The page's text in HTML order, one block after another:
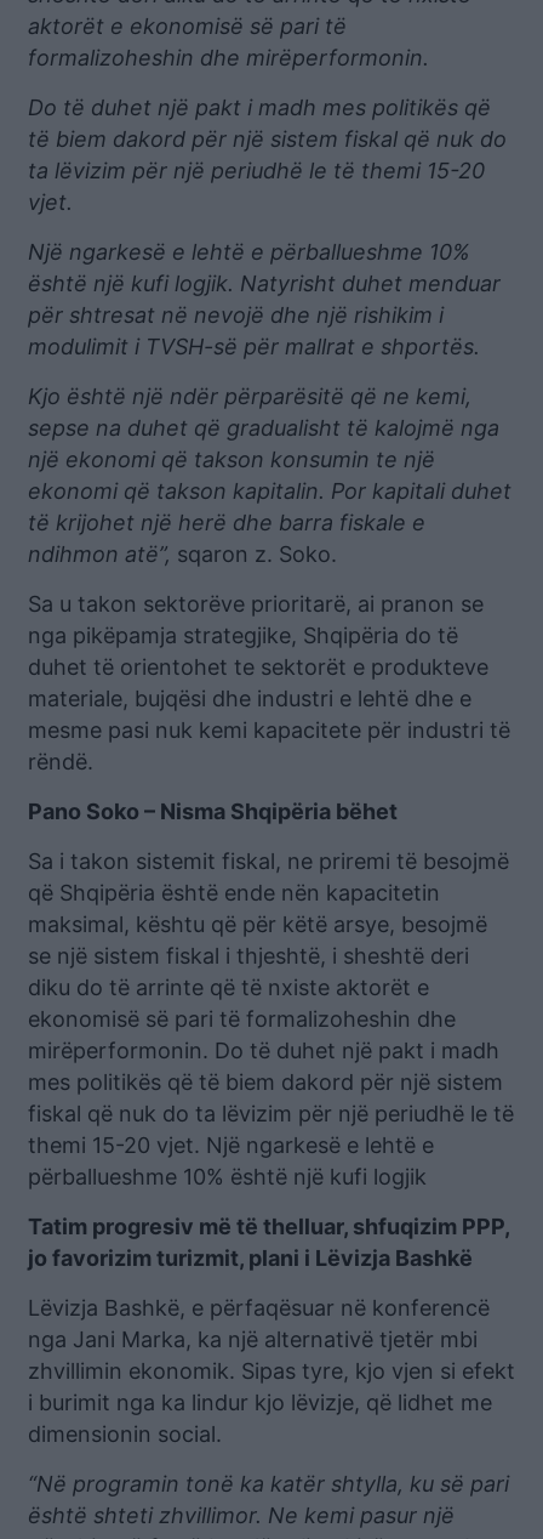
aktorët e ekonomisë së pari të
formalizoheshin dhe mirëperformonin.
Do të duhet një pakt i madh mes politikës që
të biem dakord për një sistem fiskal që nuk do
ta lëvizim për një periudhë le të themi 15-20
vjet.
Një ngarkesë e lehtë e përballueshme 10%
është një kufi logjik. Natyrisht duhet menduar
për shtresat në nevojë dhe një rishikim i
modulimit i TVSH-së për mallrat e shportës.
Kjo është një ndër përparësitë që ne kemi,
sepse na duhet që gradualisht të kalojmë nga
një ekonomi që takson konsumin te një
ekonomi që takson kapitalin. Por kapitali duhet
të krijohet një herë dhe barra fiskale e
ndihmon atë”, sqaron z. Soko.
Sa u takon sektorëve prioritarë, ai pranon se
nga pikëpamja strategjike, Shqipëria do të
duhet të orientohet te sektorët e produkteve
materiale, bujqësi dhe industri e lehtë dhe e
mesme pasi nuk kemi kapacitete për industri të
rëndë.
Pano Soko – Nisma Shqipëria bëhet
Sa i takon sistemit fiskal, ne priremi të besojmë
që Shqipëria është ende nën kapacitetin
maksimal, kështu që për këtë arsye, besojmë
se një sistem fiskal i thjeshtë, i sheshtë deri
diku do të arrinte që të nxiste aktorët e
ekonomisë së pari të formalizoheshin dhe
mirëperformonin. Do të duhet një pakt i madh
mes politikës që të biem dakord për një sistem
fiskal që nuk do ta lëvizim për një periudhë le të
themi 15-20 vjet. Një ngarkesë e lehtë e
përballueshme 10% është një kufi logjik
Tatim progresiv më të thelluar, shfuqizim PPP,
jo favorizim turizmit, plani i Lëvizja Bashkë
Lëvizja Bashkë, e përfaqësuar në konferencë
nga Jani Marka, ka një alternativë tjetër mbi
zhvillimin ekonomik. Sipas tyre, kjo vjen si efekt
i burimit nga ka lindur kjo lëvizje, që lidhet me
dimensionin social.
“Në programin tonë ka katër shtylla, ku së pari
është shteti zhvillimor. Ne kemi pasur një